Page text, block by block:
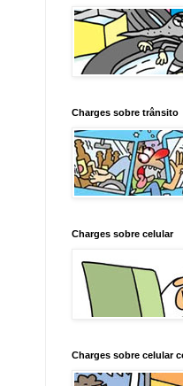
Charges sobre trânsito
Charges sobre celular
Charges sobre celular